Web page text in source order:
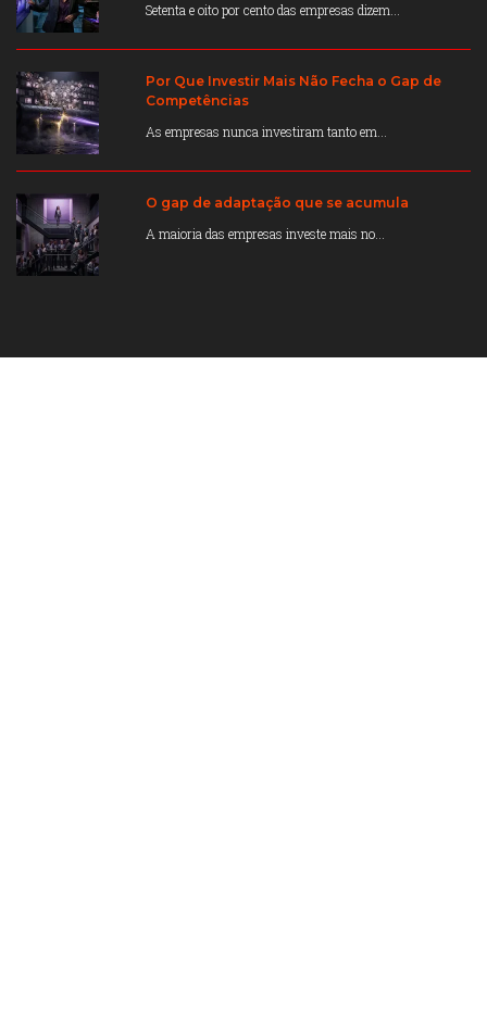
Setenta e oito por cento das empresas dizem...
Por Que Investir Mais Não Fecha o Gap de
Competências
As empresas nunca investiram tanto em...
O gap de adaptação que se acumula
A maioria das empresas investe mais no...